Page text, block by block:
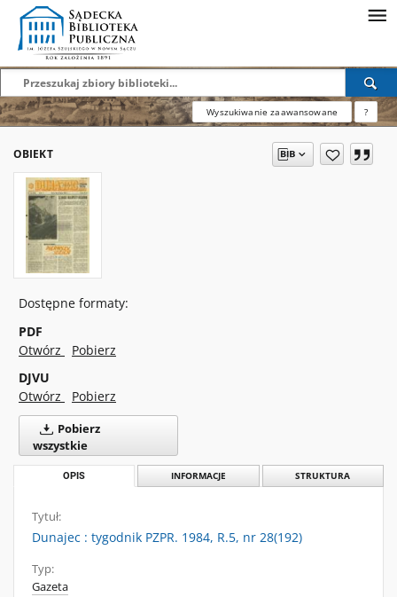
Wyszukiwanie zaawansowane ?
OBIEKT
Dostępne formaty:
PDF
Otwórz
Pobierz
DJVU
Otwórz
Pobierz
Pobierz
wszystkie
OPIS INFORMACJE STRUKTURA
Tytuł:
Dunajec : tygodnik PZPR. 1984, R.5, nr 28(192)
Typ:
Gazeta